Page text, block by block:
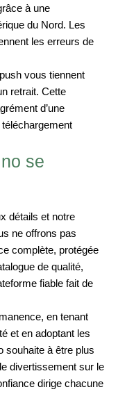
à une
du Nord. Les
les erreurs de
vous tiennent
retrait. Cette
d’une
téléchargement
se
détails et notre
ne offrons pas
complète, protégée
de qualité,
fiable fait de
en tenant
et en adoptant les
souhaite à être plus
divertissement sur le
dirige chacune